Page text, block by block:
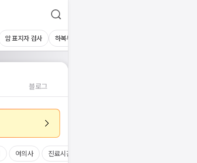
암 표지자 검사 하복부초음파
블로그
여의사 진료시간